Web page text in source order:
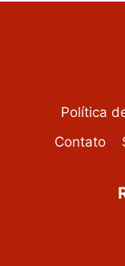
Política
Contato